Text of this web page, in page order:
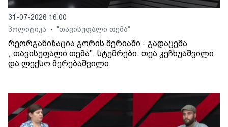
31-07-2026 16:00
პოლიტიკა
• "თავისუფალი თემა"
რეორგანიზაცია გორის მერიაში - გადაცემა
,,თავისუფალი თემა". სტუმრები: თეა კეჩხუაშვილი
და ლექსო მერებაშვილი